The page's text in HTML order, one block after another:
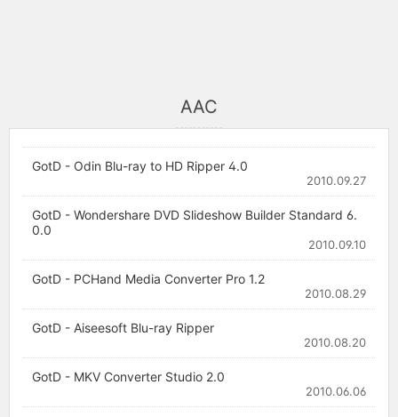
AAC
GotD - Odin Blu-ray to HD Ripper 4.0
2010.09.27
GotD - Wondershare DVD Slideshow Builder Standard 6.
0.0
2010.09.10
GotD - PCHand Media Converter Pro 1.2
2010.08.29
GotD - Aiseesoft Blu-ray Ripper
2010.08.20
GotD - MKV Converter Studio 2.0
2010.06.06